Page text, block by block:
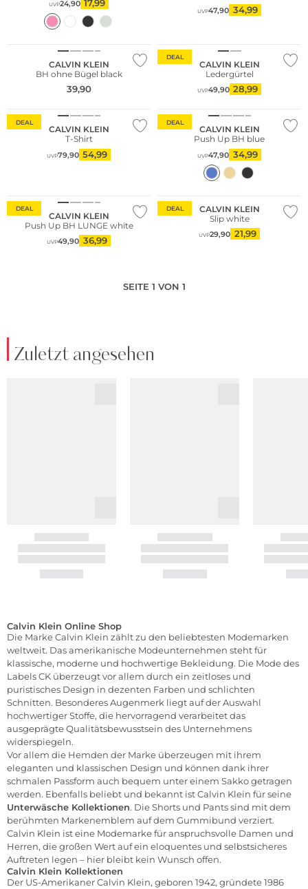
UVP24,90 17,99
UVP47,90 34,99
CALVIN KLEIN
BH ohne Bügel black
39,90
DEAL
CALVIN KLEIN
Ledergürtel
UVP49,90 28,99
DEAL
CALVIN KLEIN
T-Shirt
UVP79,90 54,99
DEAL
CALVIN KLEIN
Push Up BH blue
UVP47,90 34,99
DEAL
CALVIN KLEIN
Push Up BH LUNGE white
UVP49,90 36,99
DEAL
CALVIN KLEIN
Slip white
UVP29,90 21,99
SEITE 1 VON 1
Zuletzt angesehen
Calvin Klein Online Shop
Die Marke Calvin Klein zählt zu den beliebtesten Modemarken
weltweit. Das amerikanische Modeunternehmen steht für
klassische, moderne und hochwertige Bekleidung. Die Mode des
Labels CK überzeugt vor allem durch ein zeitloses und
puristisches Design in dezenten Farben und schlichten
Schnitten. Besonderes Augenmerk liegt auf der Auswahl
hochwertiger Stoffe, die hervorragend verarbeitet das
ausgeprägte Qualitätsbewusstsein des Unternehmens
widerspiegeln.
Vor allem die Hemden der Marke überzeugen mit ihrem
eleganten und klassischen Design und können dank ihrer
schmalen Passform auch bequem unter einem Sakkogetragen
werden. Ebenfalls beliebt und bekannt ist Calvin Klein für seine
Unterwäsche Kollektionen. Die Shorts und Pants sind mit dem
berühmten Markenemblem auf dem Gummibund verziert.
Calvin Klein ist eine Modemarke für anspruchsvolle Damen und
Herren, die großen Wert auf ein eloquentes und selbstsicheres
Auftreten legen – hier bleibt kein Wunsch offen.
Calvin Klein Kollektionen
Der US-Amerikaner Calvin Klein, geboren 1942, gründete 1986